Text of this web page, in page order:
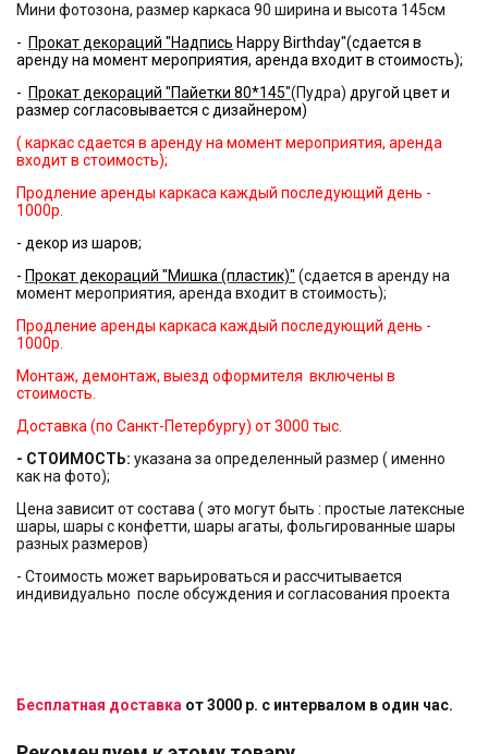
Мини фотозона, размер каркаса 90 ширина и высота 145см
- Прокат декораций "Надпись Happy Birthday"(сдается в
аренду на момент мероприятия, аренда входит в стоимость);
- Прокат декораций "Пайетки 80*145"(Пудра) другой цвет и
размер согласовывается с дизайнером)
( каркас сдается в аренду на момент мероприятия, аренда
входит в стоимость);
Продление аренды каркаса каждый последующий день -
1000р.
- декор из шаров;
- Прокат декораций "Мишка (пластик)" (сдается в аренду на
момент мероприятия, аренда входит в стоимость);
Продление аренды каркаса каждый последующий день -
1000р.
Монтаж, демонтаж, выезд оформителя включены в
стоимость.
Доставка (по Санкт-Петербургу) от 3000 тыс
- СТОИМОСТЬ: указана за определенный размер ( именно
как на фото);
Цена зависит от состава ( это могут быть : простые латексные
шары, шары с конфетти, шары агаты, фольгированные шары
разных размеров)
- Стоимость может варьироваться и рассчитывается
индивидуально после обсуждения и согласования проекта
Бесплатная доставка от 3000 р. с интервалом в один час.